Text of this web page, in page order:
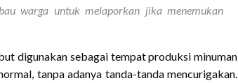
warga untuk melaporkan jika menemukan
digunakan sebagai tempat produksi minuman
tanpa adanya tanda-tanda mencurigakan.